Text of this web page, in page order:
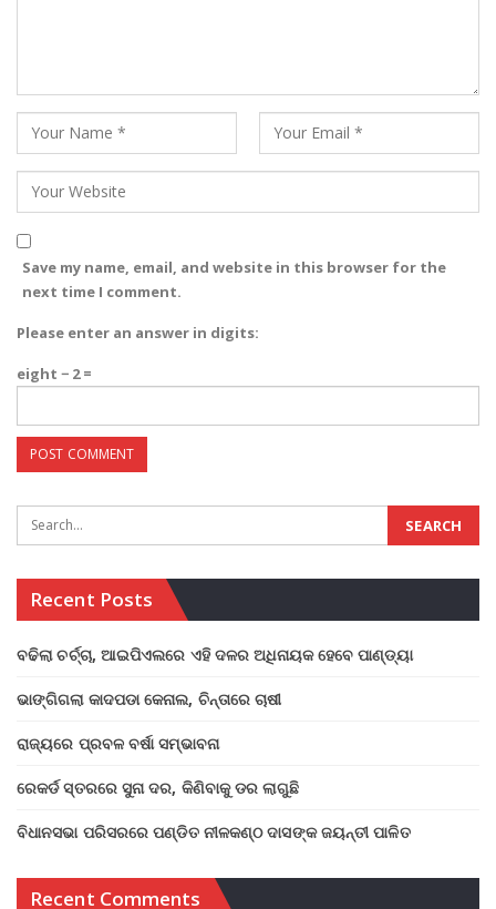
Save my name, email, and website in this browser for the
next time I comment.
Please enter an answer in digits:
eight − 2 =
Recent Posts
ବଢିଲା ଚର୍ଚ୍ଚା, ଆଇପିଏଲରେ ଏହି ଦଳର ଅଧିନାୟକ ହେବେ ପାଣ୍ଡ୍ୟା
ଭାଙ୍ଗିଗଲା କାଦପଡା କେନାଲ, ଚିନ୍ତାରେ ଚାଷୀ
ରାଜ୍ୟରେ ପ୍ରବଳ ବର୍ଷା ସମ୍ଭାବନା
ରେକର୍ଡ ସ୍ତରରେ ସୁନା ଦର, କିଣିବାକୁ ଡର ଲାଗୁଛି
ବିଧାନସଭା ପରିସରରେ ପଣ୍ଡିତ ନୀଳକଣ୍ଠ ଦାସଙ୍କ ଜୟନ୍ତୀ ପାଳିତ
Recent Comments